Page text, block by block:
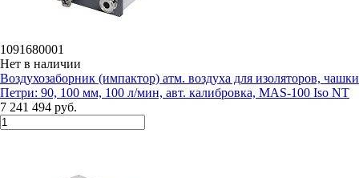
1091680001
Нет в наличии
Воздухозаборник (импактор) атм. воздуха для изоляторов, чашки
Петри: 90, 100 мм, 100 л/мин, авт. калибровка, MAS-100 Iso NT
7 241 494 руб.